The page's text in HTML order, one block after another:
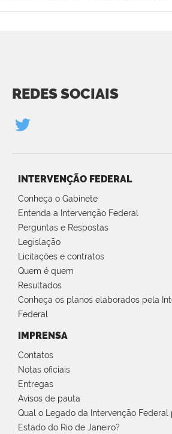
REDES SOCIAIS
INTERVENÇÃO FEDERAL
Conheça o Gabinete
Entenda a Intervenção Federal
Perguntas e Respostas
Legislação
Licitações e contratos
Quem é quem
Resultados
Conheça os planos elaborados pela
Federal
IMPRENSA
Contatos
Notas oficiais
Entregas
Avisos de pauta
Qual o Legado da Intervenção Federal
Estado do Rio de Janeiro?